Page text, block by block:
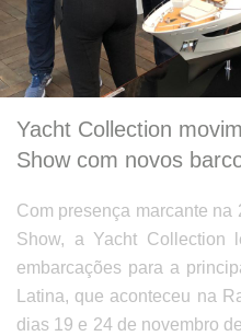
Yacht Collection
Show com novos
Com presença marcante
Show, a Yacht Collection
embarcações para a
Latina, que aconteceu na
dias 19 e 24 de novembro